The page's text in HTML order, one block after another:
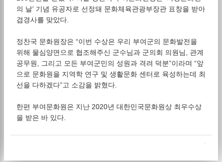
의 날’ 기념 유공자로 선정돼 문화체육관광부장관 표창을 받아
겹경사를 맞았다.
정찬국 문화원장은 “이번 수상은 우리 부여군의 문화발전을
위해 물심양면으로 협조해주신 군수님과 군의회 의원님, 관계
공무원, 그리고 모든 부여군민의 성원과 격려 덕분”이라며 “앞
으로 문화원을 지역학 연구 및 생활문화 센터로 육성하는데 최
선을 다하겠다”고 소감을 밝혔다.
한편 부여문화원은 지난 2020년 대한민국문화원상 최우수상
을 받은 바 있다.